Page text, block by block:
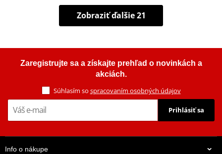
Zobraziť ďalšie 21
Zaregistrujte sa a získajte prehľad o novinkách a
akciách.
Súhlasím so spracovaním osobných údajov
Prihlásiť sa
Info o nákupe